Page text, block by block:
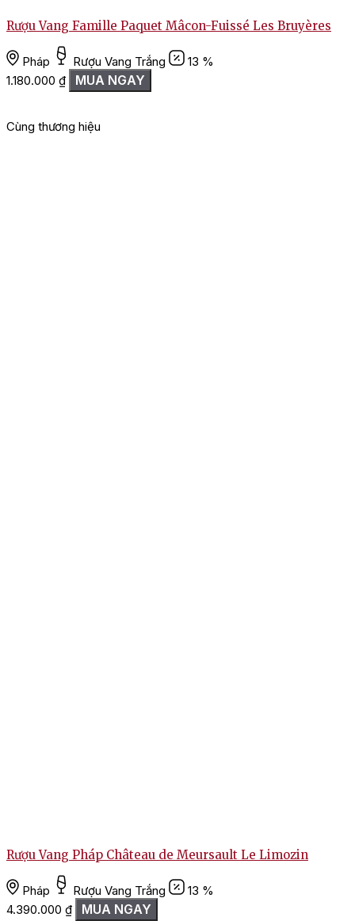
Hãy là người đầu tiên nhận xét “Rượu Vang Chateau De
Meursault Meursault Charmes”
Bạn phải đăng nhậpđể gửi đánh giá.
Rượu Vang Famille Paquet Mâcon-Fuissé Les Bruyères
Pháp Rượu Vang Trắng
13 %
1.180.000 ₫ MUA NGAY
Cùng thương hiệu
Rượu Vang Pháp Château de Meursault Le Limozin
Pháp Rượu Vang Trắng
13 %
4.390.000 ₫ MUA NGAY